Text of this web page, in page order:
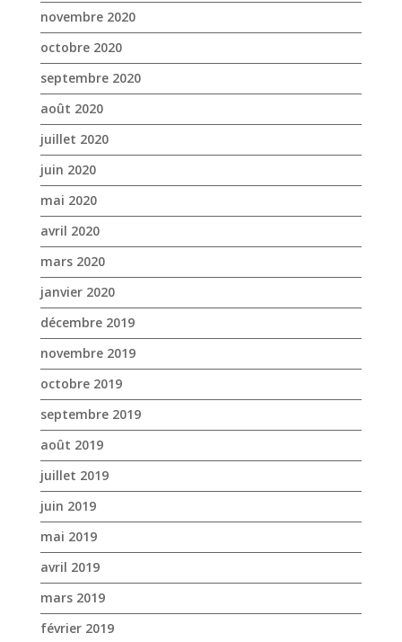
novembre 2020
octobre 2020
septembre 2020
août 2020
juillet 2020
juin 2020
mai 2020
avril 2020
mars 2020
janvier 2020
décembre 2019
novembre 2019
octobre 2019
septembre 2019
août 2019
juillet 2019
juin 2019
mai 2019
avril 2019
mars 2019
février 2019